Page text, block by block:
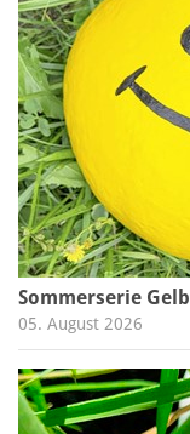
Sommerserie Gelb
05. August 2026